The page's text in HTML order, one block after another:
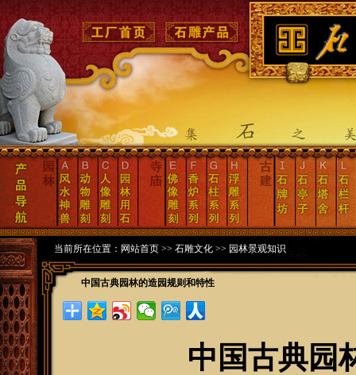
当前所在位置： 网站首页>> 石雕文化>> 园林景观知识
中国古典园林的造园规则和特性
中国古典园